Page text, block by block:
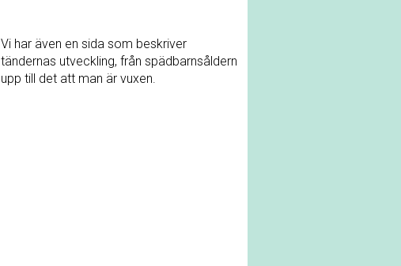
Vi har även en sida som beskriver
tändernas utveckling, från spädbarnsåldern
upp till det att man är vuxen.